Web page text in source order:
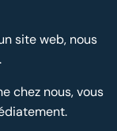
site web, nous
chez nous, vous